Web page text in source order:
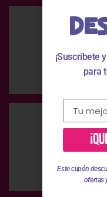
Te
¡Suscríbete
para
Este cupón
ofertas